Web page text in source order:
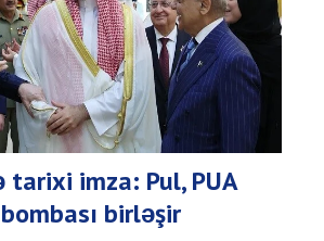
tarixi imza: Pul, PUA
birləşir